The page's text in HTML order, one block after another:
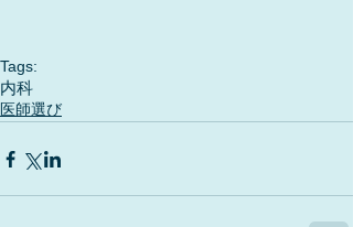
Tags:
内科
医師選び